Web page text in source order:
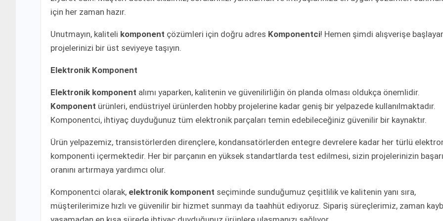
için her zaman hazır.
Unutmayın, kaliteli komponent çözümleri için doğru adres Komponentci! Hemen şimdi alışverişe
projelerinizi bir üst seviyeye taşıyın.
Elektronik Komponent
Elektronik komponent alımı yaparken, kalitenin ve güvenilirliğin ön planda olması oldukça önemlidir.
Komponent ürünleri, endüstriyel ürünlerden hobby projelerine kadar geniş bir yelpazede kullanılmaktadır.
Komponentci, ihtiyaç duyduğunuz tüm elektronik parçaları temin edebileceğiniz güvenilir bir kaynaktır.
Ürün yelpazemiz, transistörlerden dirençlere, kondansatörlerden entegre devrelere kadar her türlü
komponenti içermektedir. Her bir parçanın en yüksek standartlarda test edilmesi, sizin projelerinizin başarı
oranını artırmaya yardımcı olur.
Komponentci olarak, elektronik komponent seçiminde sunduğumuz çeşitlilik ve kalitenin yanı sıra,
müşterilerimize hızlı ve güvenilir bir hizmet sunmayı da taahhüt ediyoruz. Sipariş süreçlerimiz, zaman